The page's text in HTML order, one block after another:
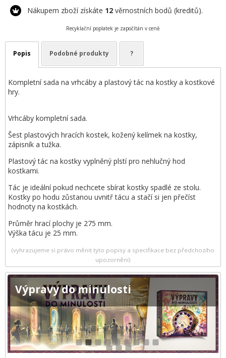
Nákupem zboží získáte 12 věrnostních bodů (kreditů).
Recyklační poplatek je započítán v ceně
Popis Podobné produkty ?
Kompletní sada na vrhcáby a plastový tác na kostky a kostkové
hry.
Vrhcáby kompletní sada.
Šest plastových hracích kostek, kožený kelímek na kostky,
zápisník a tužka.
Plastový tác na kostky vyplněný plstí pro nehlučný hod
kostkami.
Tác je ideální pokud nechcete sbírat kostky spadlé ze stolu.
Kostky po hodu zůstanou uvnitř tácu a stačí si jen přečíst
hodnoty na kostkách.
Průměr hrací plochy je 275 mm.
Výška tácu je 25 mm.
(vyhrazujeme si právo měnit tyto popisy a specifikace bez předchozího
upozornění)
Výpravy do minulosti